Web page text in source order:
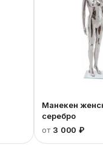
Манекен
серебро
от 3 000 ₽